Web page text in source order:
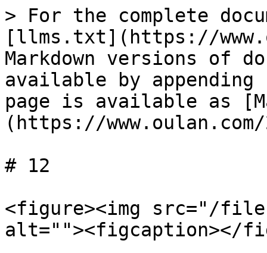
> For the complete
[llms.txt](https://
Markdown versions of
available by
page is available as
(https://
# 12
<figure><img src="/
alt=""><figcaption></